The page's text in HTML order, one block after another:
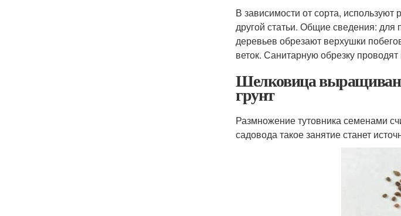
В зависимости от сорта,
другой статьи. Общие сведения:
деревьев обрезают верхушки
веток. Санитарную обрезку
Шелковица
грунт
Размножение тутовника семенами
садовода такое занятие станет